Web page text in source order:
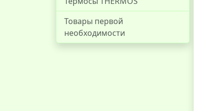
Товары первой
необходимости